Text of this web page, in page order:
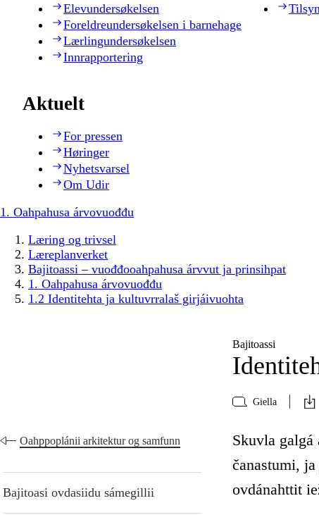
Elevundersøkelsen
Foreldreundersøkelsen i barnehage
Lærlingundersøkelsen
Innrapportering
Tilsyn
Aktuelt
For pressen
Høringer
Nyhetsvarsel
Om Udir
1. Oahpahusa árvovuođđu
Læring og trivsel
Læreplanverket
Bajitoassi – vuođđooahpahusa árvvut ja prinsihpat
1. Oahpahusa árvovuođđu
1.2 Identitehta ja kultuvrralaš girjáivuohta
Bajitoassi
Giella
Oahppoplánii arkitektur og samfunn
Bajitoasi ovdasiidu sámegillii
Skuvla
čanastumi,
ovdánahttit